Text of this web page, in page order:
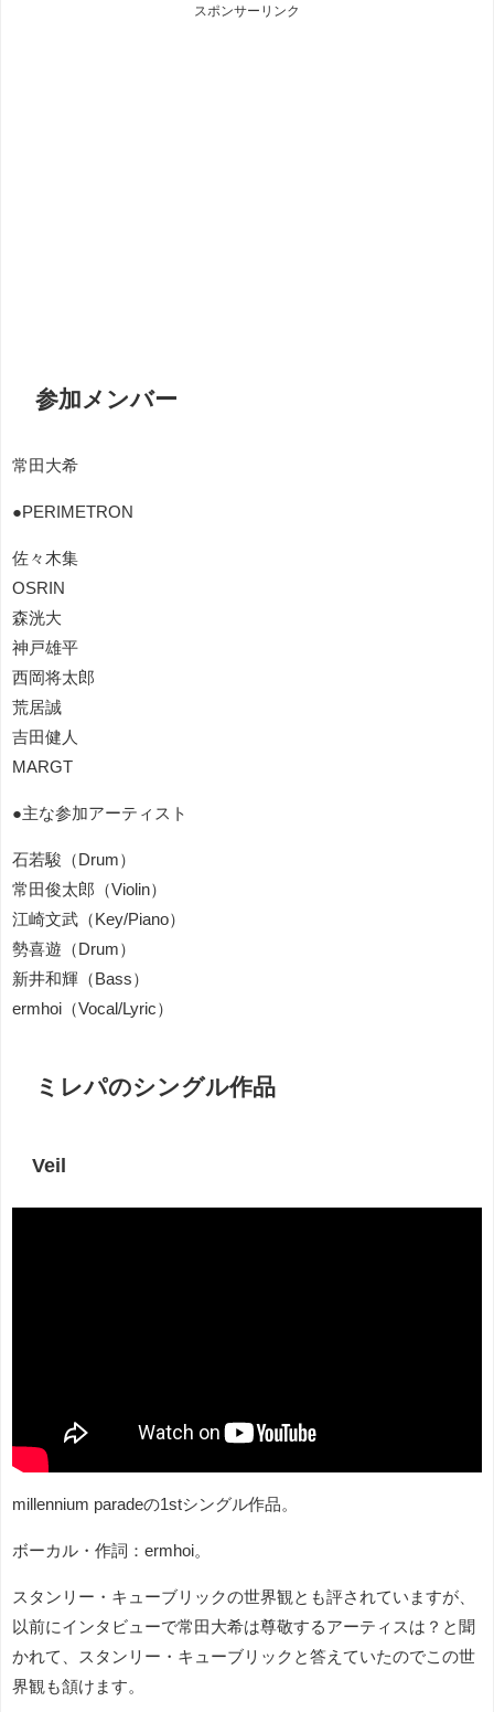
スポンサーリンク
参加メンバー
常田大希
●PERIMETRON
佐々木集
OSRIN
森洸大
神戸雄平
西岡将太郎
荒居誠
吉田健人
MARGT
●主な参加アーティスト
石若駿（Drum）
常田俊太郎（Violin）
江崎文武（Key/Piano）
勢喜遊（Drum）
新井和輝（Bass）
ermhoi（Vocal/Lyric）
ミレパのシングル作品
Veil
millennium paradeの1stシングル作品。
ボーカル・作詞：ermhoi。
スタンリー・キューブリックの世界観とも評されていますが、
以前にインタビューで常田大希は尊敬するアーティスは？と聞
かれて、スタンリー・キューブリックと答えていたのでこの世
界観も頷けます。